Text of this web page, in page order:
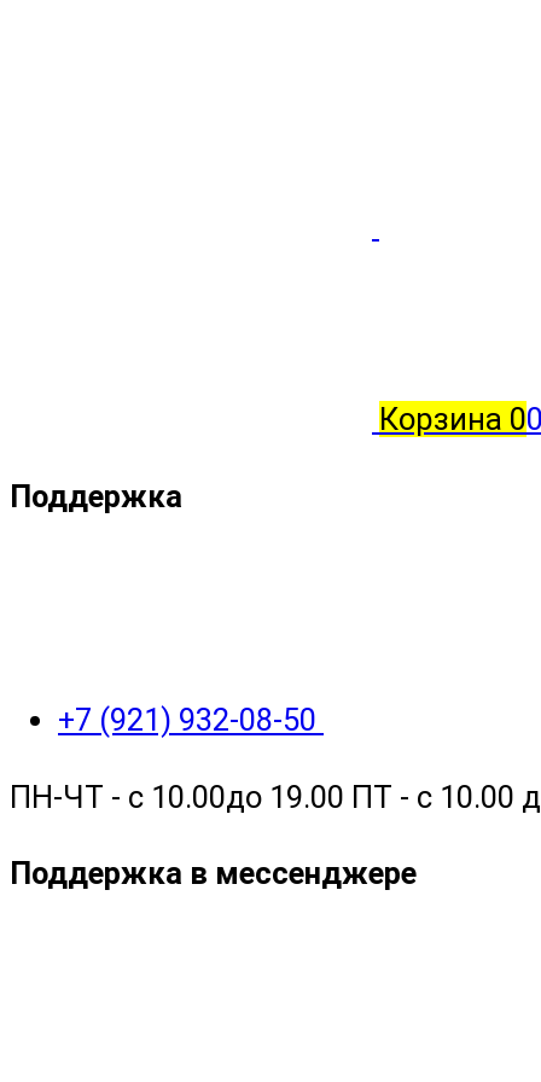
Корзина 0
Поддержка
+7 (921) 932-08-50
ПН-ЧТ - с 10.00до 19.00 ПТ - с 10.00
Поддержка в мессенджере